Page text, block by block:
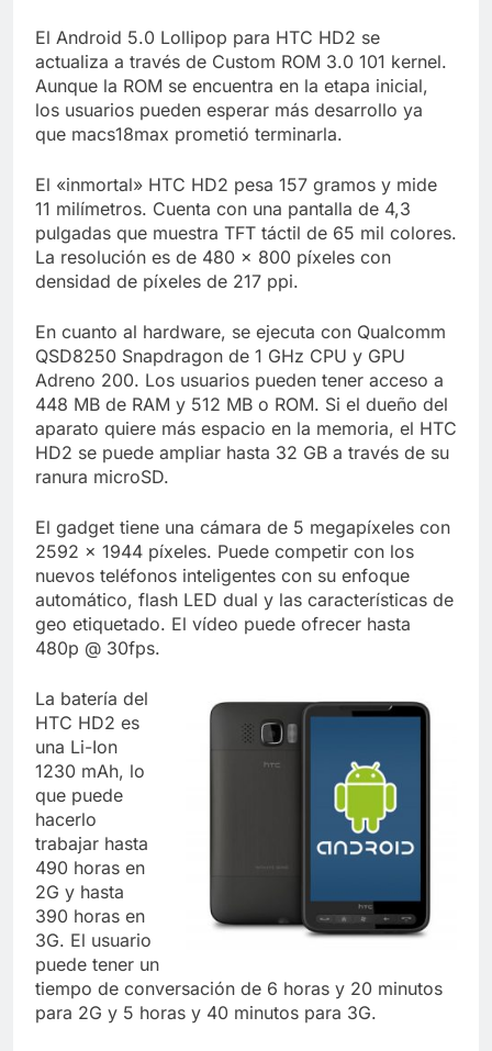
El Android 5.0 Lollipop para HTC HD2 se
actualiza a través de Custom ROM 3.0 101 kernel.
Aunque la ROM se encuentra en la etapa inicial,
los usuarios pueden esperar más desarrollo ya
que macs18max prometió terminarla.
El «inmortal» HTC HD2 pesa 157 gramos y mide
11 milímetros. Cuenta con una pantalla de 4,3
pulgadas que muestra TFT táctil de 65 mil colores.
La resolución es de 480 x 800 píxeles con
densidad de píxeles de 217 ppi.
En cuanto al hardware, se ejecuta con Qualcomm
QSD8250 Snapdragon de 1 GHz CPU y GPU
Adreno 200. Los usuarios pueden tener acceso a
448 MB de RAM y 512 MB o ROM. Si el dueño del
aparato quiere más espacio en la memoria, el HTC
HD2 se puede ampliar hasta 32 GB a través de su
ranura microSD.
El gadget tiene una cámara de 5 megapíxeles con
2592 x 1944 píxeles. Puede competir con los
nuevos teléfonos inteligentes con su enfoque
automático, flash LED dual y las características de
geo etiquetado. El vídeo puede ofrecer hasta
480p @ 30fps.
La batería del
HTC HD2 es
una Li-Ion
1230 mAh, lo
que puede
hacerlo
trabajar hasta
490 horas en
2G y hasta
390 horas en
3G. El usuario
puede tener un
tiempo de conversación de 6 horas y 20 minutos
para 2G y 5 horas y 40 minutos para 3G.